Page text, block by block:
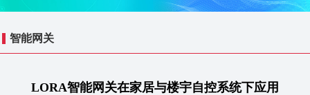
智能网关
LORA智能网关在家居与楼宇自控系统下应用